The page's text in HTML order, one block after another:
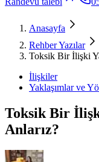
Anasayfa
Rehber Yazılar
Toksik Bir İlişki
İlişkiler
Yaklaşımlar ve
Toksik Bir İlişki
Anlarız?